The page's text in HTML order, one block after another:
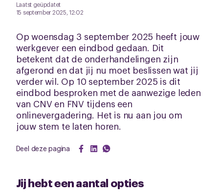
Laatst geüpdatet
15 september 2025, 12:02
Op woensdag 3 september 2025 heeft jouw
werkgever een eindbod gedaan. Dit
betekent dat de onderhandelingen zijn
afgerond en dat jij nu moet beslissen wat jij
verder wil. Op 10 september 2025 is dit
eindbod besproken met de aanwezige leden
van CNV en FNV tijdens een
onlinevergadering. Het is nu aan jou om
jouw stem te laten horen.
Deel deze pagina
Jij hebt een aantal opties